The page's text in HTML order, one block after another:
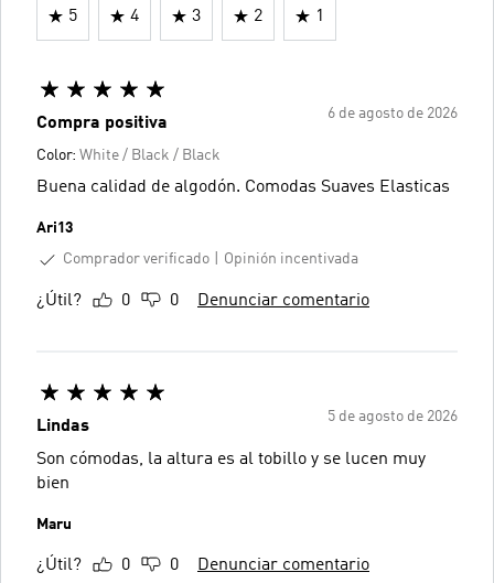
5 4 3 2 1
6 de agosto de 2026
Compra positiva
Color: White / Black / Black
Buena calidad de algodón. Comodas Suaves Elasticas
Ari13
Comprador verificado
Opinión incentivada
¿Útil? 0 0 Denunciar comentario
5 de agosto de 2026
Lindas
Son cómodas, la altura es al tobillo y se lucen muy
bien
Maru
¿Útil? 0 0 Denunciar comentario